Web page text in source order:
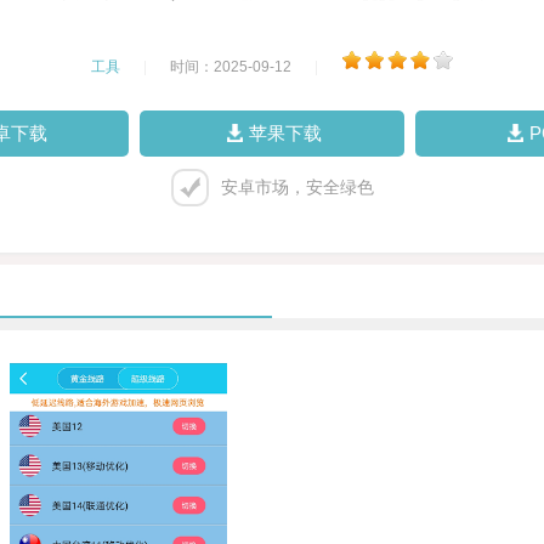
工具 时间：2025-09-12
下载 苹果下载
安卓市场，安全绿色